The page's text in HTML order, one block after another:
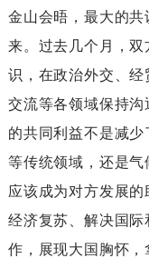
金山会晤，最大的
来。过去几个月，
识，在政治外交、
交流等各领域保持
的共同利益不是减
等传统领域，还是
应该成为对方发展
经济复苏、解决国
作，展现大国胸怀